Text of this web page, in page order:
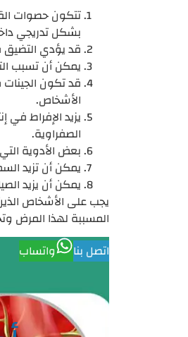
تتكون حصوات
بشكل تدريجي
قد يؤدي التضيق
يمكن أن تسبب
قد تكون
الأشخاص.
يزيد الإفراط في
الصفراوية.
بعض الأدوية
يمكن أن تزيد
يمكن أن يزيد
يجب على الأشخاص
المسببة لهذا المرض
اتصل بنا
واتساب